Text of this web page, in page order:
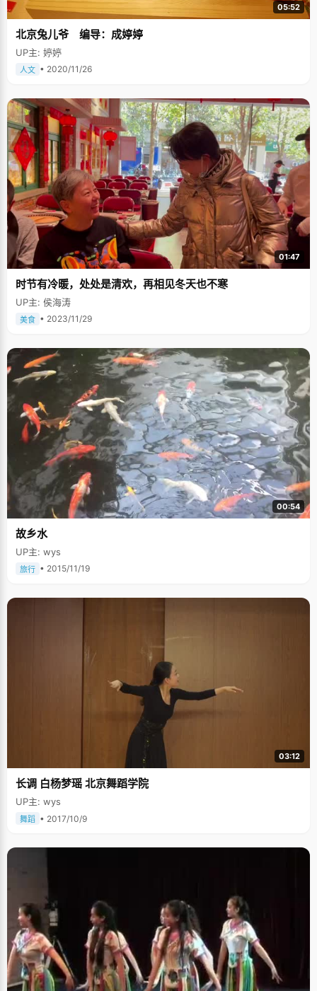
05:52
北京兔儿爷 编导：成婷婷
UP主: 婷婷
人文 • 2020/11/26
01:47
时节有冷暖，处处是清欢，再相见冬天也不寒
UP主: 侯海涛
美食 • 2023/11/29
00:54
故乡水
UP主: wys
旅行 • 2015/11/19
03:12
长调 白杨梦瑶 北京舞蹈学院
UP主: wys
舞蹈 • 2017/10/9